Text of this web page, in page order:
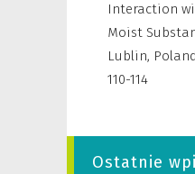
Interaction
Moist
Lublin,
110-114
Ostatnie